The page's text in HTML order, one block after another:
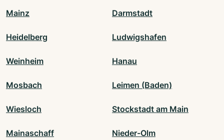
Mainz Darmstadt
Heidelberg Ludwigshafen
Weinheim Hanau
Mosbach Leimen (Baden)
Wiesloch Stockstadt am Main
Mainaschaff Nieder-Olm